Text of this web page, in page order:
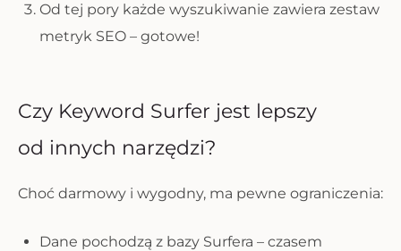
Od tej pory każde wyszukiwanie zawiera zestaw
metryk SEO – gotowe!
Czy Keyword Surfer jest lepszy
od innych narzędzi?
Choć darmowy i wygodny, ma pewne ograniczenia:
Dane pochodzą z bazy Surfera – czasem